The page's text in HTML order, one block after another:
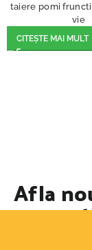
taiere pomi
vie
CITEȘTE MAI MULT
Afla